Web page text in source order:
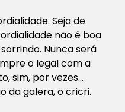
Seja de
não é boa
Nunca será
o legal com a
sim, por vezes…
da galera, ocricri.